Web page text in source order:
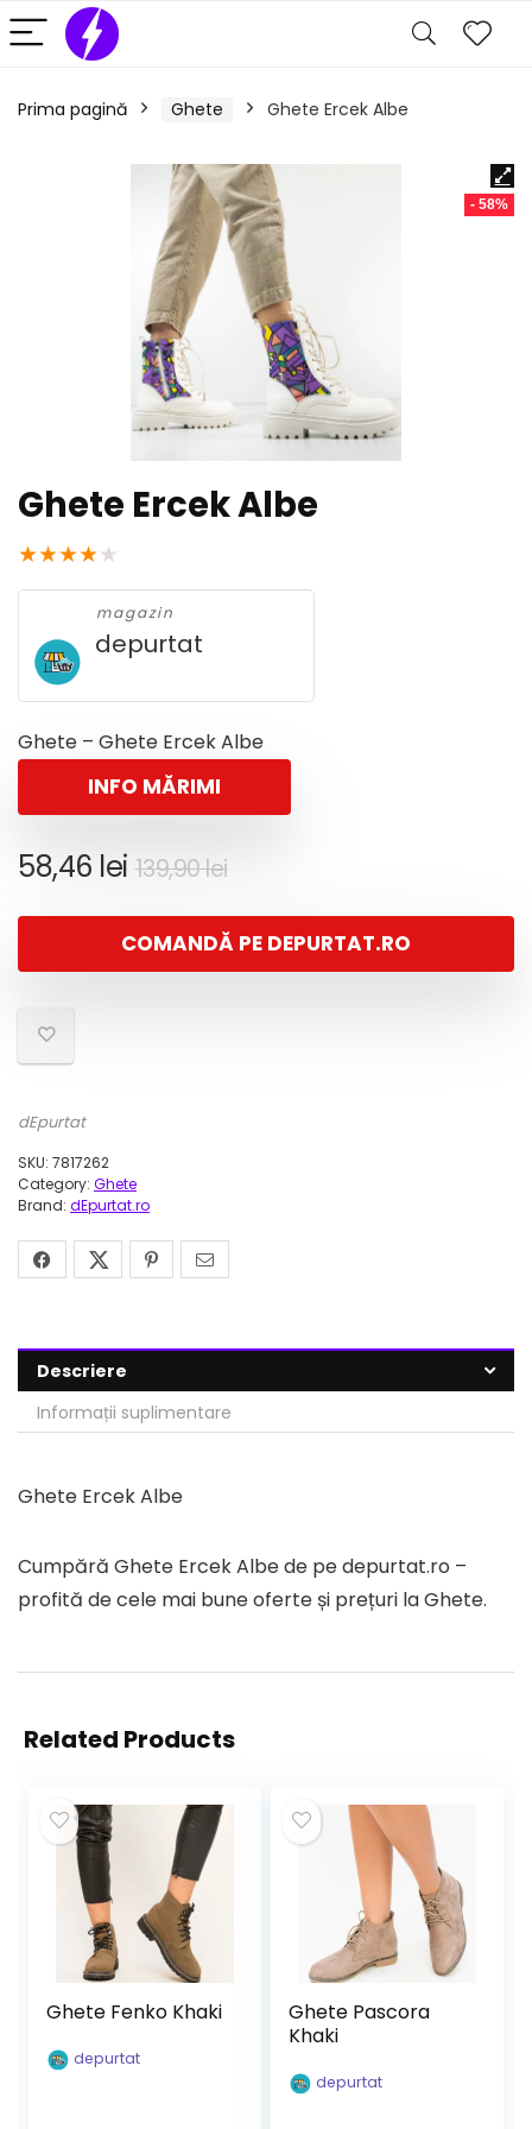
Prima pagină Ghete Ghete Ercek Albe
- 58%
Ghete Ercek Albe
★★★★★
magazin
depurtat
Ghete – Ghete Ercek Albe
INFO MĂRIMI
139,90leiPrețul
a
fost:
58,46 lei
Prețul
este:
58,46 lei.
COMANDĂ PE DEPURTAT.RO
dEpurtat
SKU: 7817262
Category: Ghete
Brand: dEpurtat.ro
Descriere
Informații suplimentare
Ghete Ercek Albe
Cumpără Ghete Ercek Albe de pe depurtat.ro –
profită de cele mai bune oferte și prețuri la Ghete.
Related Products
Ghete Fenko Khaki
depurtat
Ghete Pascora
Khaki
depurtat